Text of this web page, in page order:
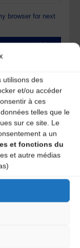
utilisons des
et/ou accéder
à ces
telles que le
sur ce site. Le
a un
et fonctions du
et autre médias
browser for next